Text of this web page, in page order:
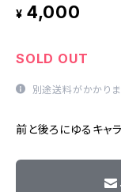
¥ 4,000
SOLD OUT
別途送料がかかりま
前と後ろにゆるキャ